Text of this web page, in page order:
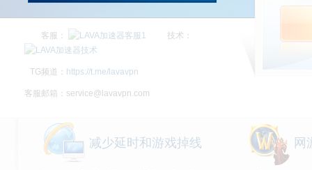
客服： 技术：
TG频道： https://t.me/lavavpn
客服邮箱： service@lavavpn.com
减少延时和游戏掉线 网